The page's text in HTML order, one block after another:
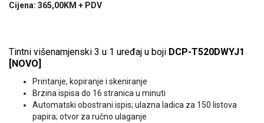
Cijena: 365,00KM + PDV
Tintni višenamjenski 3 u 1 uređaj u boji DCP-T520DWYJ1
[NOVO]
Printanje, kopiranje i skeniranje
Brzina ispisa do 16 stranica u minuti
Automatski obostrani ispis; ulazna ladica za 150 listova
papira; otvor za ručno ulaganje